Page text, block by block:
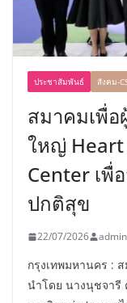
ประชาสัมพันธ์ สังคม-
สมาคมเพื่อ
ใหญ่ Heart
Center เพื่
ปกติสุข
22/07/2026 admin
กรุงเทพมหานคร :
นำโดย นางนุชจารี